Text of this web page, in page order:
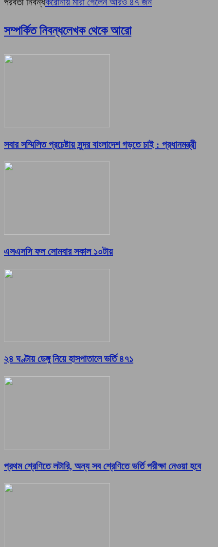
সম্পর্কিত নিবন্ধলেখক থেকে আরো
সবার সম্মিলিত প্রচেষ্টায় সুন্দর বাংলাদেশ গড়তে চাই : প্রধানমন্ত্রী
এসএসসি ফল সোমবার সকাল ১০টায়
২৪ ঘণ্টায় ডেঙ্গু নিয়ে হাসপাতালে ভর্তি ৪৭১
প্রথম শ্রেণিতে লটারি, অন্য সব শ্রেণিতে ভর্তি পরীক্ষা নেওয়া হবে